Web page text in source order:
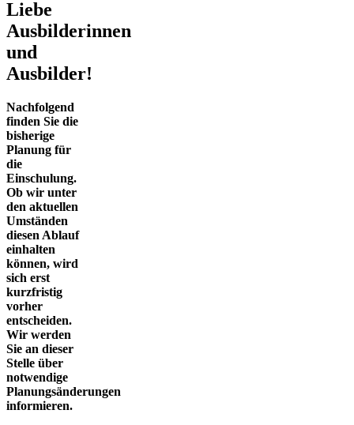
Liebe
Ausbilderinnen
und
Ausbilder!
Nachfolgend
finden Sie die
bisherige
Planung für
die
Einschulung.
Ob wir unter
den aktuellen
Umständen
diesen Ablauf
einhalten
können, wird
sich erst
kurzfristig
vorher
entscheiden.
Wir werden
Sie an dieser
Stelle über
notwendige
Planungsänderungen
informieren.